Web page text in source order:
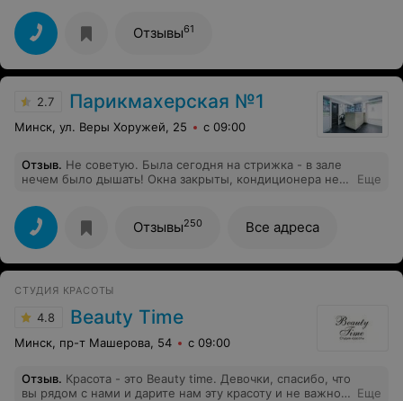
Отзывы61
2.7 Парикмахерская №1
Минск, ул. Веры Хоружей, 25 с 09:00
Отзыв. Не советую. Была сегодня на стрижка - в зале
нечем было дышать! Окна закрыты, кондиционера нет,
фонтан получилась. Одни расстройства.
Еще
Отзывы250 Все адреса
СТУДИЯ КРАСОТЫ
4.8 Beauty Time
Минск, пр-т Машерова, 54 с 09:00
Отзыв. Красота - это Beauty time. Девочки, спасибо, что
вы рядом с нами и дарите нам эту красоту и не важно,
Еще